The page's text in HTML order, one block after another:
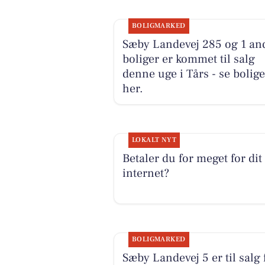
BOLIGMARKED
Sæby Landevej 285 og 1
boliger er kommet til salg
denne uge i Tårs - se
her.
LOKALT NYT
Betaler du for meget for dit
internet?
BOLIGMARKED
Sæby Landevej 5 er til salg